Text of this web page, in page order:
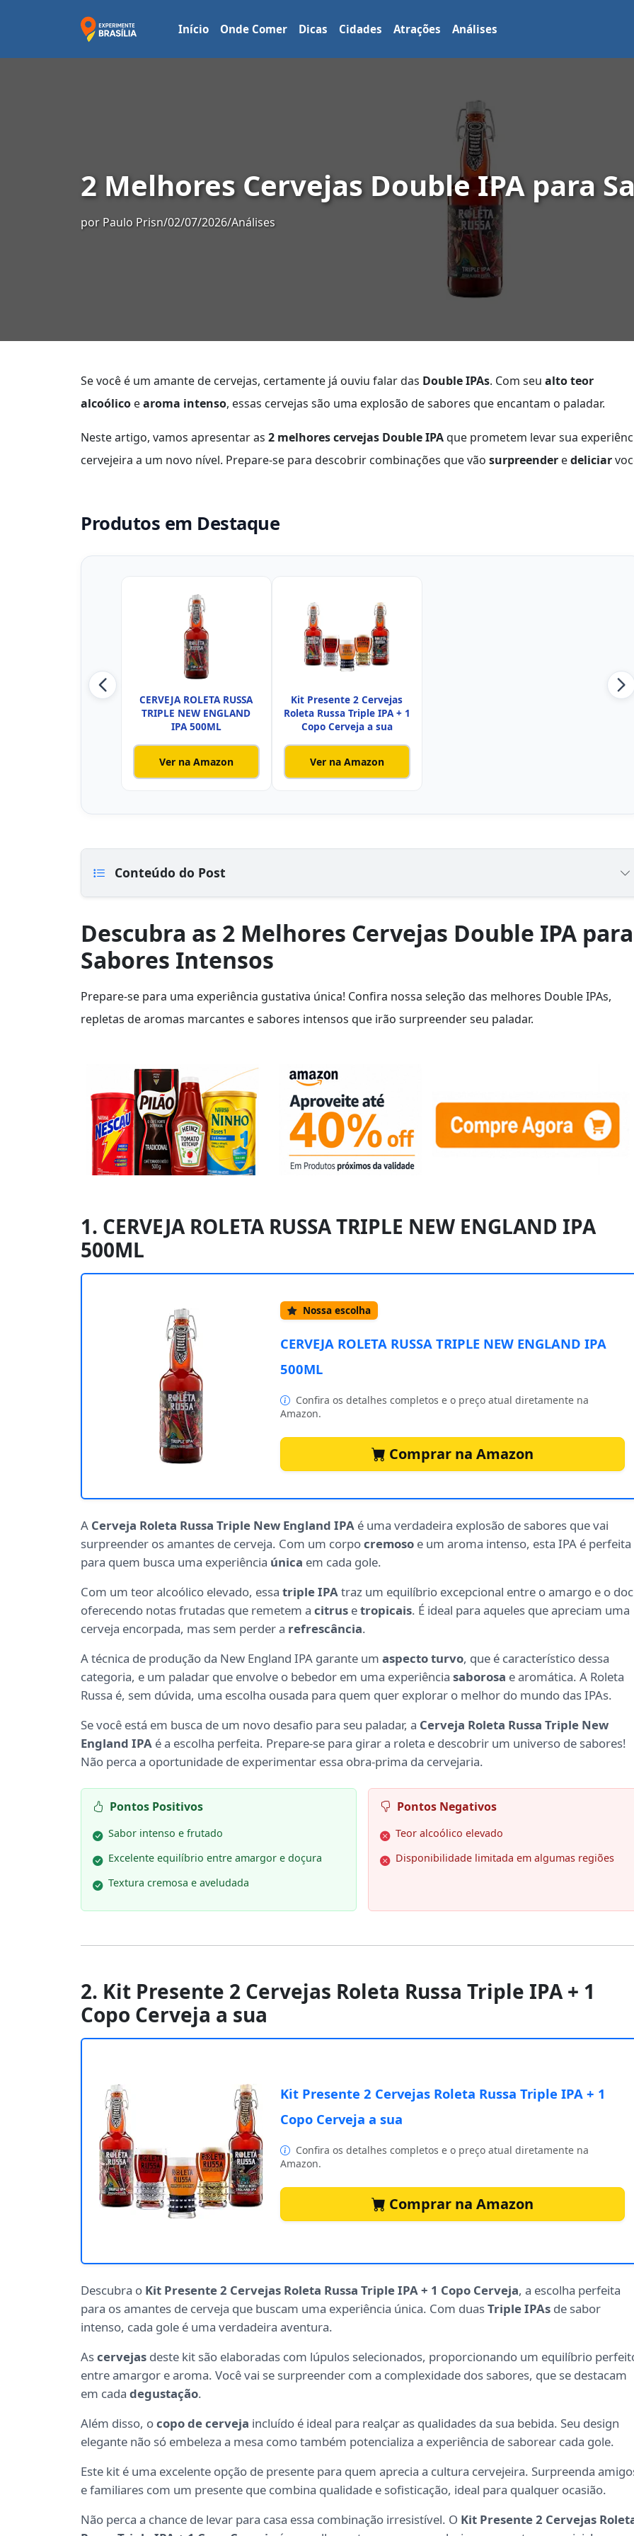
Início Onde Comer Dicas Cidades Atrações Análises
2 Melhores Cervejas Double IPA para
por Paulo Prisn/02/07/2026/Análises
Se você é um amante de cervejas, certamente já ouviu falar das Double IPAs. Com seu alto teor
alcoólico earoma intenso, essas cervejas são uma explosão de sabores que encantam o paladar.
Neste artigo, vamos apresentar as 2 melhores cervejas Double IPAque prometem levar sua
cervejeira a um novo nível. Prepare-se para descobrir combinações que vão surpreender edeliciar
Produtos em Destaque
CERVEJA ROLETA RUSSA
TRIPLE NEW ENGLAND
IPA 500ML
Ver na Amazon
Kit Presente 2 Cervejas
Roleta Russa Triple IPA + 1
Copo Cerveja a sua
Ver na Amazon
Conteúdo do Post
Descubra as 2 Melhores Cervejas Double IPA para
Sabores Intensos
Prepare-se para uma experiência gustativa única! Confira nossa seleção das melhores Double IPAs,
repletas de aromas marcantes e sabores intensos que irão surpreender seu paladar.
1. CERVEJA ROLETA RUSSA TRIPLE NEW ENGLAND IPA
500ML
Nossa escolha
CERVEJA ROLETA RUSSA TRIPLE NEW ENGLAND IPA
500ML
Confira os detalhes completos e o preço atual diretamente na
Amazon.
Comprar na Amazon
A Cerveja Roleta Russa Triple New England IPA é uma verdadeira explosão de sabores que vai
surpreender os amantes de cerveja. Com um corpocremoso e um aroma intenso, esta IPA é perfeita
para quem busca uma experiência única em cada gole.
Com um teor alcoólico elevado, essa triple IPAtraz um equilíbrio excepcional entre o amargo e o
oferecendo notas frutadas que remetem a citrus etropicais. É ideal para aqueles que apreciam uma
cerveja encorpada, mas sem perder a refrescância.
A técnica de produção da New England IPA garante um aspecto turvo, que é característico dessa
categoria, e um paladar que envolve o bebedor em uma experiência saborosa e aromática. A Roleta
Russa é, sem dúvida, uma escolha ousada para quem quer explorar o melhor do mundo das IPAs.
Se você está em busca de um novo desafio para seu paladar, a Cerveja Roleta Russa Triple New
England IPA é a escolha perfeita. Prepare-se para girar a roleta e descobrir um universo de sabores!
Não perca a oportunidade de experimentar essa obra-prima da cervejaria.
Pontos Positivos
Sabor intenso e frutado
Excelente equilíbrio entre amargor e doçura
Textura cremosa e aveludada
Pontos Negativos
Teor alcoólico elevado
Disponibilidade limitada em algumas regiões
2. Kit Presente 2 Cervejas Roleta Russa Triple IPA + 1
Copo Cerveja a sua
Kit Presente 2 Cervejas Roleta Russa Triple IPA + 1
Copo Cerveja a sua
Confira os detalhes completos e o preço atual diretamente na
Amazon.
Comprar na Amazon
Descubra o Kit Presente 2 Cervejas Roleta Russa Triple IPA + 1 Copo Cerveja, a escolha perfeita
para os amantes de cerveja que buscam uma experiência única. Com duasTriple IPAs de sabor
intenso, cada gole é uma verdadeira aventura.
Ascervejas deste kit são elaboradas com lúpulos selecionados, proporcionando um equilíbrio
entre amargor e aroma. Você vai se surpreender com a complexidade dos sabores, que se destacam
em cada degustação.
Além disso, ocopo de cerveja incluído é ideal para realçar as qualidades da sua bebida. Seu design
elegante não só embeleza a mesa como também potencializa a experiência de saborear cada gole.
Este kit é uma excelente opção de presente para quem aprecia a cultura cervejeira. Surpreenda
e familiares com um presente que combina qualidade e sofisticação, ideal para qualquer ocasião.
Não perca a chance de levar para casa essa combinação irresistível. O Kit Presente 2 Cervejas